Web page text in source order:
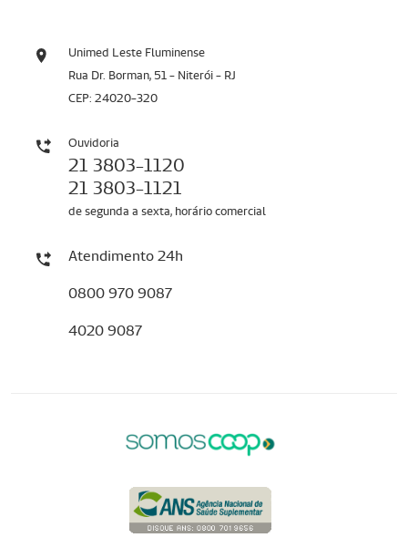
Unimed Leste Fluminense
Rua Dr. Borman, 51 - Niterói - RJ
CEP: 24020-320
Ouvidoria
21 3803-1120
21 3803-1121
de segunda a sexta, horário comercial
Atendimento 24h
0800 970 9087
4020 9087